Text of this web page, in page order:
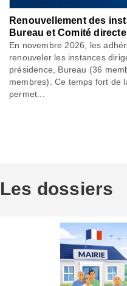
Renouvellement des
Bureau et Comité
En novembre 2026, les
renouveler les instances
présidence, Bureau (36
membres). Ce temps fort de
permet...
Les dossiers